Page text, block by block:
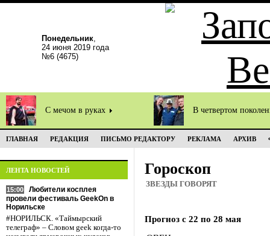
Понедельник,
24 июня 2019 года
№6 (4675)
С мечом в руках В четвертом
ГЛАВНАЯ РЕДАКЦИЯ ПИСЬМО РЕДАКТОРУ РЕКЛАМА АРХИВ
ЛЕНТА НОВОСТЕЙ
15:00
Любители косплея
провели фестиваль GeekOn в
Норильске
#НОРИЛЬСК. «Таймырский
телеграф» – Словом geek когда-то
Гороскоп
ЗВЕЗДЫ ГОВОРЯТ
Прогноз с 22 по 28 мая